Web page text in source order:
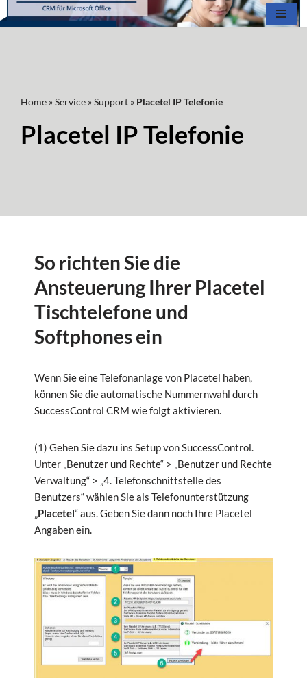
Home »Service »Support » Placetel IP Telefonie
Placetel IP Telefonie
So richten Sie die
Ansteuerung Ihrer Placetel
Tischtelefone und
Softphones ein
Wenn Sie eine Telefonanlage von Placetel haben,
können Sie die automatische Nummernwahl durch
SuccessControl CRM wie folgt aktivieren.
(1) Gehen Sie dazu ins Setup von SuccessControl.
Unter „Benutzer und Rechte“ > „Benutzer und Rechte
Verwaltung“ > „4. Telefonschnittstelle des
Benutzers“ wählen Sie als Telefonunterstützung
„Placetel“ aus. Geben Sie dann noch Ihre Placetel
Angaben ein.